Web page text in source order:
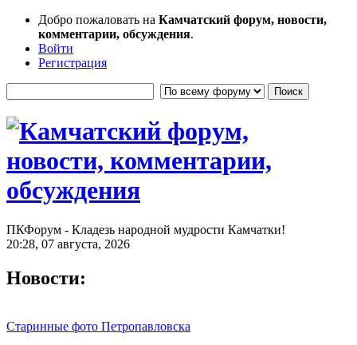
Добро пожаловать на Камчатский форум, новости,
комментарии, обсуждения.
Войти
Регистрация
ПКФорум - Кладезь народной мудрости Камчатки!
20:28, 07 августа, 2026
Новости:
Старинные фото Петропавловска